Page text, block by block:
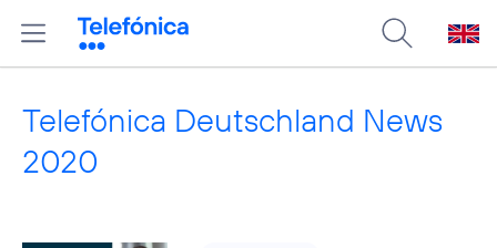
Telefónica Deutschland News
2020